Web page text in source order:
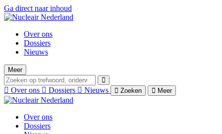
Ga direct naar inhoud
Over ons
Dossiers
Nieuws
Meer
Over ons Dossiers Nieuws Zoeken Meer
Over ons
Dossiers